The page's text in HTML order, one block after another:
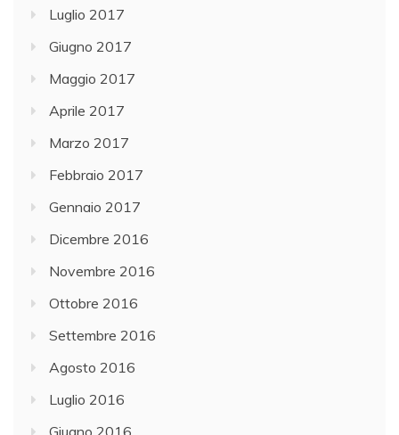
Luglio 2017
Giugno 2017
Maggio 2017
Aprile 2017
Marzo 2017
Febbraio 2017
Gennaio 2017
Dicembre 2016
Novembre 2016
Ottobre 2016
Settembre 2016
Agosto 2016
Luglio 2016
Giugno 2016